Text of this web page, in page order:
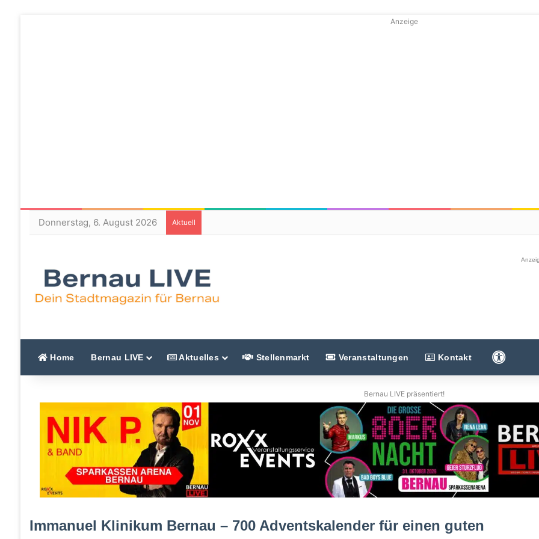
Anzeige
Donnerstag, 6. August 2026 Aktuell
Home Bernau LIVE Aktuelles Stellenmarkt Veranstaltungen Kontakt
Bernau LIVE präsentiert!
Immanuel Klinikum Bernau – 700 Adventskalender für einen guten